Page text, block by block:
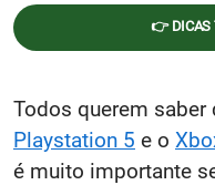
👉 DICAS
Todos querem saber
Playstation 5 e o
é muito importante